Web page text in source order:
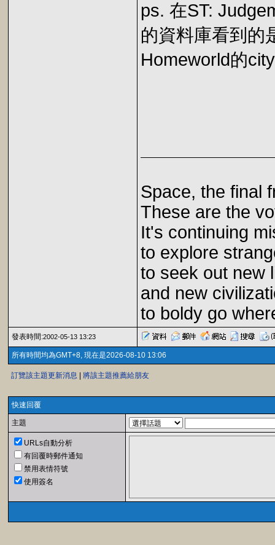
ps. 在ST:
的資料庫看到的
Homeworld的
Space, the final
These are the
It's continuing
to explore
to seek out new
and new
to boldy go
發表時間:2002-05-13 13:23
所有時間均為GMT+8, 現在是2026-08-10 13:06
訂覽該主題更新消息 將該主題推薦給朋友
快速回覆
主題
URLs自動分析
有回覆時郵件通知
禁用表情符號
使用簽名